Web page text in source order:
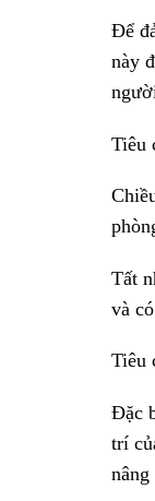
Để
này
Tiêu
Tất
và
Tiêu
Đặc
trí